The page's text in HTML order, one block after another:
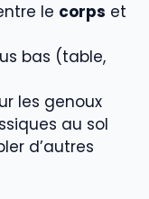
le corps et
bas (table,
les genoux
au sol
d’autres